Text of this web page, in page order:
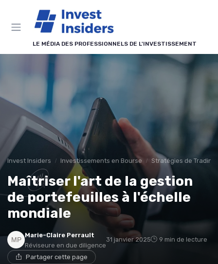
LE MÉDIA DES PROFESSIONNELS DE L'INVESTISSEMENT
Invest Insiders Investissements en Bourse Stratégies de Trading
Maîtriser l'art de la gestion
de portefeuilles à l'échelle
mondiale
Marie-Claire Perrault
Réviseure en due diligence
31 janvier 2025 9 min de lecture
Partager cette page